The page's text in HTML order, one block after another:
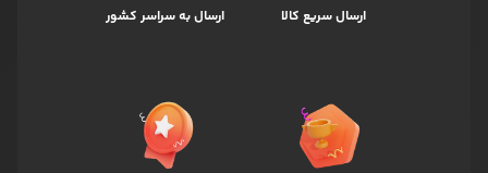
ارسال سریع کالا ارسال به سراسر کشور